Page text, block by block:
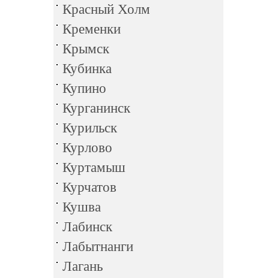
Красный Холм
Кременки
Крымск
Кубинка
Купино
Курганинск
Курильск
Курлово
Куртамыш
Курчатов
Кушва
Лабинск
Лабытнанги
Лагань